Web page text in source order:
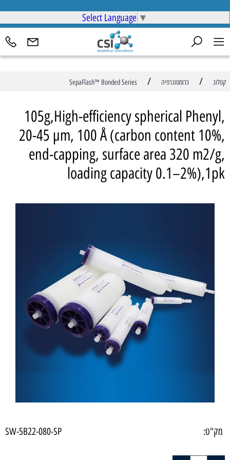
Select Language ▼
קטלוג / כרומטוגרפיה /
SepaFlash™ Bonded Series
105g,High-efficiency spherical Phenyl,
20-45 µm, 100 Å (carbon content 10%,
end-capping, surface area 320 m2/g,
loading capacity 0.1–2%),1pk
מק"ט: SW-5B22-080-SP